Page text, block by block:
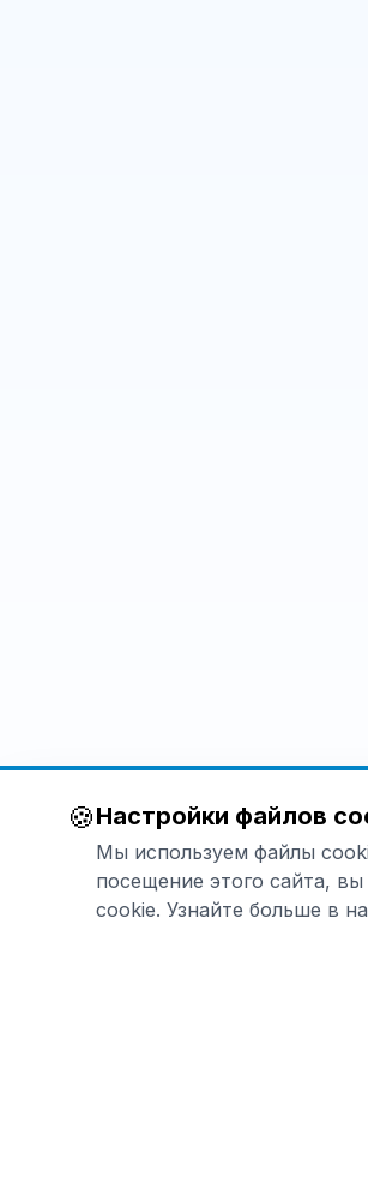
🍪Настройки файлов
Мы используем файлы
посещение этого сайта,
cookie. Узнайте больше в